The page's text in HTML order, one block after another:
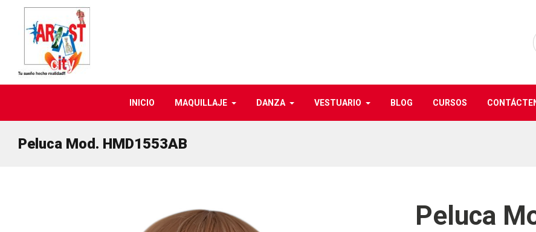
INICIO MAQUILLAJE DANZA VESTUARIO BLOG CURSOS
Peluca Mod. HMD1553AB
Peluca